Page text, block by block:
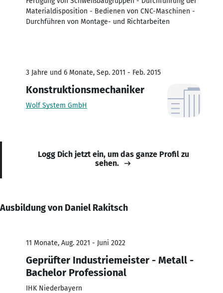
Materialdisposition - Bedienen von CNC-Maschinen -
Durchführen von Montage- und Richtarbeiten
3 Jahre und 6 Monate, Sep. 2011 - Feb. 2015
Konstruktionsmechaniker
Wolf System GmbH
Logg Dich jetzt ein, um das ganze Profil zu
sehen.
Ausbildung von Daniel Rakitsch
11 Monate, Aug. 2021 - Juni 2022
Geprüfter Industriemeister - Metall -
Bachelor Professional
IHK Niederbayern